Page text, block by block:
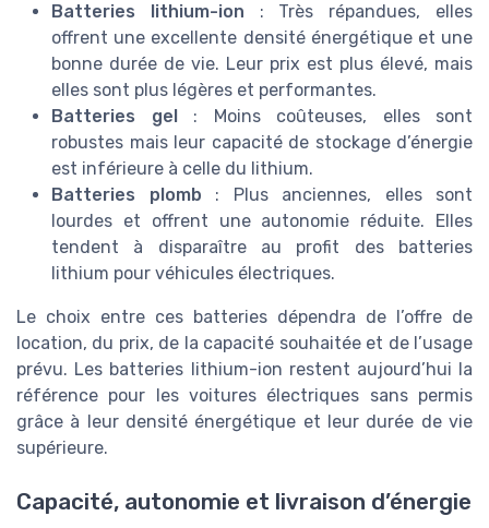
Batteries lithium-ion : Très répandues, elles
offrent une excellente densité énergétique et une
bonne durée de vie. Leur prix est plus élevé, mais
elles sont plus légères et performantes.
Batteries gel
: Moins coûteuses, elles sont
robustes mais leur capacité de stockage d’énergie
est inférieure à celle du lithium.
Batteries plomb : Plus anciennes, elles sont
lourdes et offrent une autonomie réduite. Elles
tendent à disparaître au profit des batteries
lithium pour véhicules électriques.
Le choix entre ces batteries dépendra de l’offre de
location, du prix, de la capacité souhaitée et de l’usage
prévu. Les batteries lithium-ion restent aujourd’hui la
référence pour les voitures électriques sans permis
grâce à leur densité énergétique et leur durée de vie
supérieure.
Capacité, autonomie et livraison d’énergie